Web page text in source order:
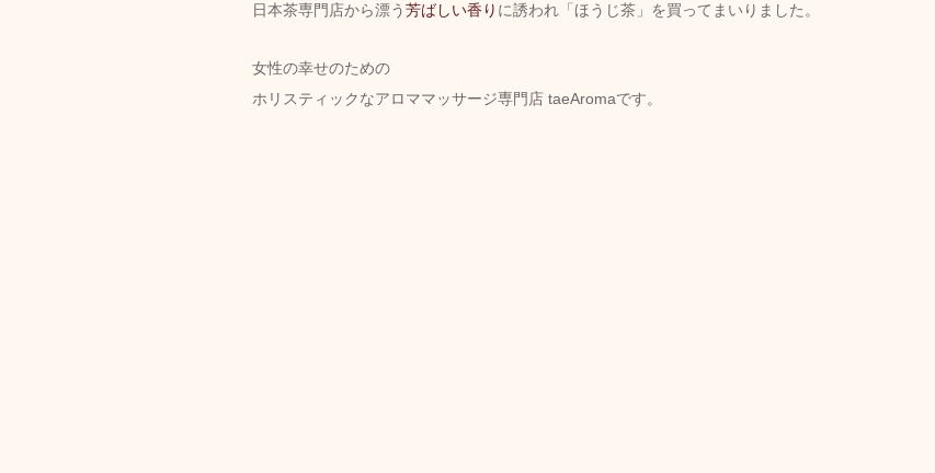
健康 tae Therapist School
お客様 キャンペーン taeAromaサロン
日本茶専門店から漂う芳ばしい香り に誘われ「ほうじ茶」を買ってまいりました。
女性の幸せのための
ホリスティックなアロママッサージ専門店 taeAromaです。